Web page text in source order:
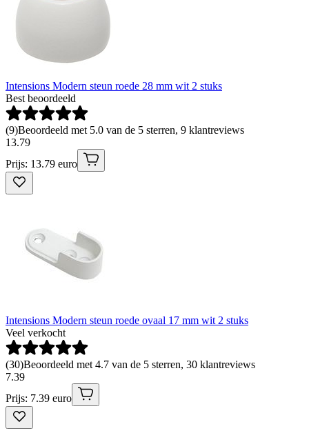
Intensions Modern steun roede 28 mm wit 2 stuks
Best beoordeeld
(9)Beoordeeld met 5.0 van de 5 sterren, 9 klantreviews
13.79
Prijs: 13.79 euro
Intensions Modern steun roede ovaal 17 mm wit 2 stuks
Veel verkocht
(30)Beoordeeld met 4.7 van de 5 sterren, 30 klantreviews
7.39
Prijs: 7.39 euro